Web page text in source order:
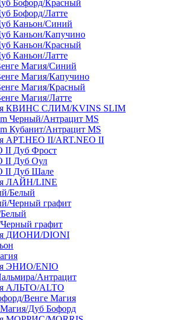
Бофорд/Красный
Бофорд/Латте
Каньон/Синий
Каньон/Капучино
Каньон/Красный
Каньон/Латте
Магия/Синий
Магия/Капучино
Магия/Красный
Магия/Латте
КВИНС СЛИМ/KVINS SLIM
Черный/Антрацит MS
Кубанит/Антрацит MS
АРТ.НЕО II/ART.NEO II
II Дуб Фрост
II Дуб Оул
II Дуб Шале
ЛАЙН/LINE
Белый
Черный графит
графит
ДИОНИ/DIONI
ЭНИО/ENIO
Антрацит
АЛЬТО/ALTO
Венге Магия
Дуб Бофорд